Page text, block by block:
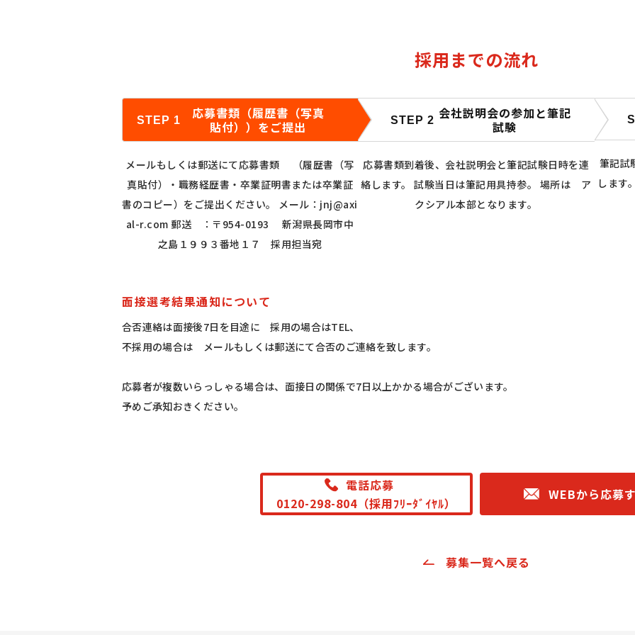
採用までの流れ
STEP 1
応募書類（履歴書（写真
貼付））をご提出
メールもしくは郵送にて応募書類 （履歴書（写
真貼付）・職務経歴書・卒業証明書または卒業証
書のコピー）をご提出ください。 メール：jnj@axi
al-r.com 郵送 ：〒954-0193 新潟県長岡市中
之島１９９３番地１７ 採用担当宛
STEP 2 会社説明会の参加と筆記
試験
応募書類到着後、会社説明会と筆記試験日時を連
絡します。 試験当日は筆記用具持参。 場所は ア
クシアル本部となります。
筆記試
します
面接選考結果通知について
合否連絡は面接後7日を目途に 採用の場合はTEL、
不採用の場合は メールもしくは郵送にて合否のご連絡を致します。
応募者が複数いらっしゃる場合は、面接日の関係で7日以上かかる場合がございます。
予めご承知おきください。
電話応募
0120-298-804（採用ﾌﾘｰﾀﾞｲﾔﾙ）
WEBから応募
募集一覧へ戻る